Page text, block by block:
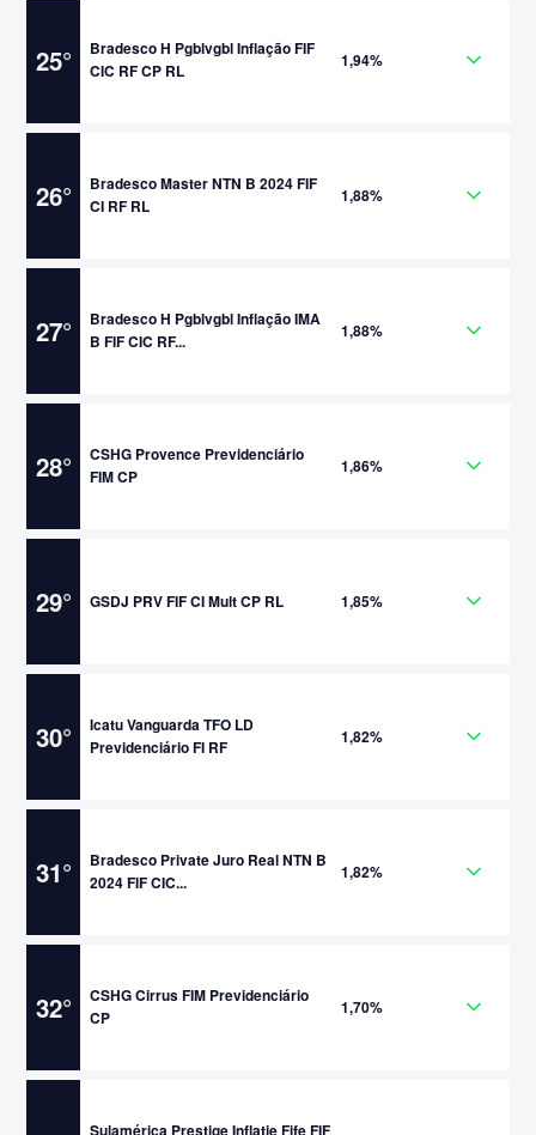
25°
Bradesco H Pgblvgbl Inflação FIF
CIC RF CP RL
1,94%
26°
Bradesco Master NTN B 2024 FIF
CI RF RL
1,88%
27°
Bradesco H Pgblvgbl Inflação IMA
B FIF CIC RF...
1,88%
28°
CSHG Provence Previdenciário
FIM CP
1,86%
29° GSDJ PRV FIF CI Mult CP RL 1,85%
30°
Icatu Vanguarda TFO LD
Previdenciário FI RF
1,82%
31°
Bradesco Private Juro Real NTN B
2024 FIF CIC...
1,82%
32°
CSHG Cirrus FIM Previdenciário
CP
1,70%
Sulamérica Prestige Inflatie Fife FIF